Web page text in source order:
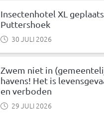
Insectenhotel XL
Puttershoek
30 JULI 2026
Zwem niet in
havens! Het is
en verboden
29 JULI 2026